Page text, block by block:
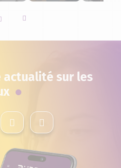
vers la gauche
Slider vers la droite
actualité sur les